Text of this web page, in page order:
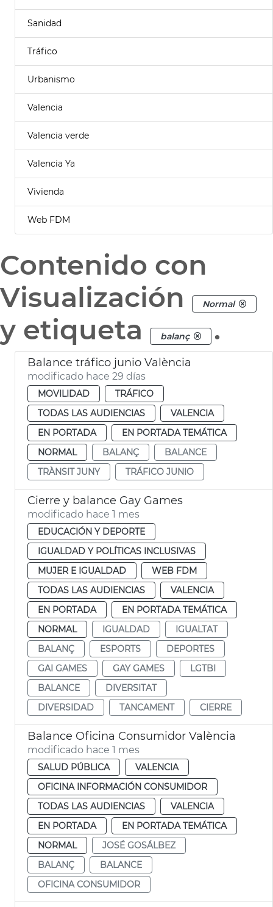
Sanidad
Tráfico
Urbanismo
Valencia
Valencia verde
Valencia Ya
Vivienda
Web FDM
Contenido con
Visualización
Normal
y etiqueta balanç .
Balance tráfico junio València
modificado hace 29 días
MOVILIDAD
TRÁFICO
TODAS LAS AUDIENCIAS
VALENCIA
EN PORTADA
EN PORTADA TEMÁTICA
NORMAL
BALANÇ
BALANCE
TRÀNSIT JUNY
TRÁFICO JUNIO
Cierre y balance Gay Games
modificado hace 1 mes
EDUCACIÓN Y DEPORTE
IGUALDAD Y POLÍTICAS INCLUSIVAS
MUJER E IGUALDAD
WEB FDM
TODAS LAS AUDIENCIAS
VALENCIA
EN PORTADA
EN PORTADA TEMÁTICA
NORMAL
IGUALDAD
IGUALTAT
BALANÇ
ESPORTS
DEPORTES
GAI GAMES
GAY GAMES
LGTBI
BALANCE
DIVERSITAT
DIVERSIDAD
TANCAMENT CIERRE
Balance Oficina Consumidor València
modificado hace 1 mes
SALUD PÚBLICA
VALENCIA
OFICINA INFORMACIÓN CONSUMIDOR
TODAS LAS AUDIENCIAS
VALENCIA
EN PORTADA
EN PORTADA TEMÁTICA
NORMAL
JOSÉ GOSÁLBEZ
BALANÇ
BALANCE
OFICINA CONSUMIDOR